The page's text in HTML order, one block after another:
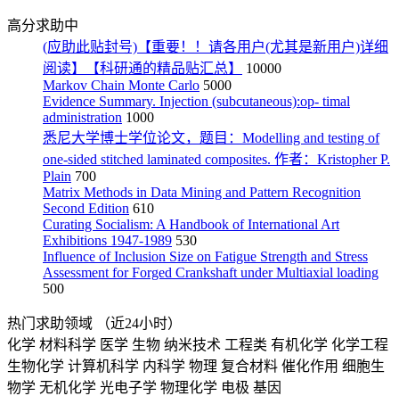
高分求助中
(应助此贴封号)【重要！！请各用户(尤其是新用户)详细
阅读】【科研通的精品贴汇总】
10000
Markov Chain Monte Carlo 5000
Evidence Summary. Injection (subcutaneous):op- timal
administration 1000
悉尼大学博士学位论文，题目：Modelling and testing of
one-sided stitched laminated composites. 作者：Kristopher P.
Plain 700
Matrix Methods in Data Mining and Pattern Recognition
Second Edition 610
Curating Socialism: A Handbook of International Art
Exhibitions 1947-1989 530
Influence of Inclusion Size on Fatigue Strength and Stress
Assessment for Forged Crankshaft under Multiaxial loading
500
热门求助领域
（近24小时）
化学 材料科学 医学 生物 纳米技术 工程类 有机化学 化学工程
生物化学 计算机科学 内科学 物理 复合材料 催化作用 细胞生
物学 无机化学 光电子学 物理化学 电极 基因